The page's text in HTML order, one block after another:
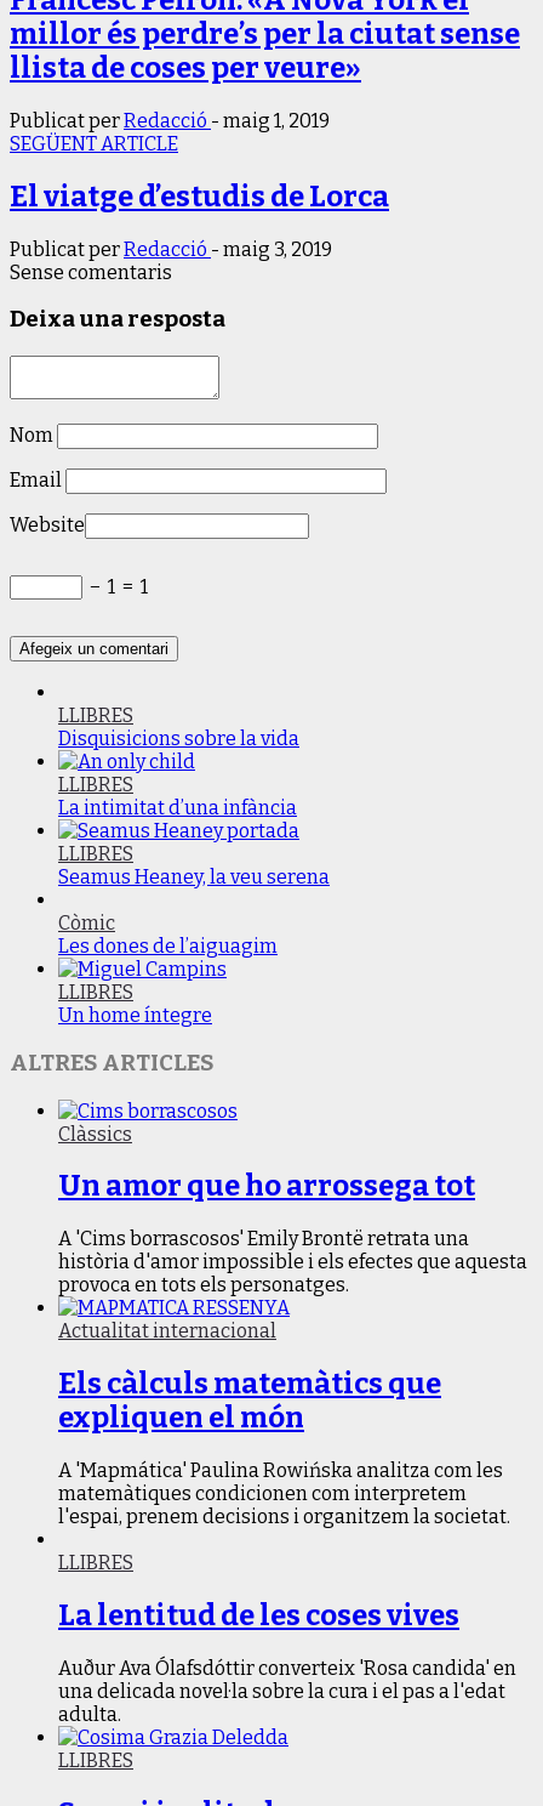
millor és perdre’s per la ciutat sense
llista de coses per veure»
Publicat perRedacció - maig 1, 2019
SEGÜENT ARTICLE
El viatge d’estudis de Lorca
Publicat perRedacció - maig 3, 2019
Sense comentaris
Deixa una resposta
Nom
Email
Website
− 1 = 1
LLIBRES
Disquisicions sobre la vida
LLIBRES
La intimitat d’una infància
LLIBRES
Seamus Heaney, la veu serena
Còmic
Les dones de l’aiguagim
LLIBRES
Un home íntegre
ALTRES ARTICLES
Clàssics
Un amor que ho arrossega tot
A 'Cims borrascosos' Emily Brontë retrata una
història d'amor impossible i els efectes que aquesta
provoca en tots els personatges.
Actualitat internacional
Els càlculs matemàtics que
expliquen el món
A 'Mapmática' Paulina Rowińska analitza com les
matemàtiques condicionen com interpretem
l'espai, prenem decisions i organitzem la societat.
LLIBRES
La lentitud de les coses vives
Auður Ava Ólafsdóttir converteix 'Rosa candida' en
una delicada novel·la sobre la cura i el pas a l'edat
adulta.
LLIBRES